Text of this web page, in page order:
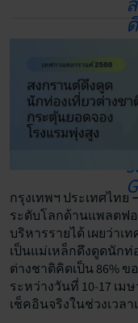
กรุงเทพฯ ประเทศไทย –
ระดับโลกด้านแพลตฟ
บริหารรายได้ เผยว่าเ
เป็นแม่เหล็กดึงดูดนักท่
ต่างชาติคิดเป็น 86%
ระหว่างวันที่ 10-17 เม
เช็คอินจริงในช่วงเวล